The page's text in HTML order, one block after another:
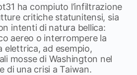
ha compiuto l’infiltrazione
critiche statunitensi, sia
intenti di natura bellica:
aereo o interrompere la
elettrica, ad esempio,
mosse di Washington nel
di una crisi a Taiwan.